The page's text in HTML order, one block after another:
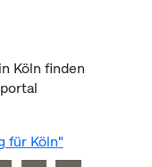
Köln finden
für Köln"